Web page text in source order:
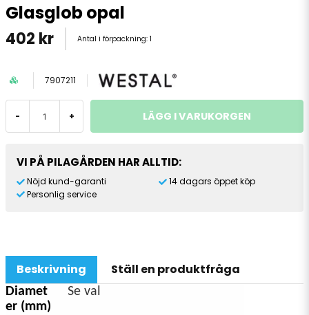
Glasglob opal
402 kr Antal i förpackning: 1
7907211
- + LÄGG I VARUKORGEN
VI PÅ PILAGÅRDEN HAR ALLTID:
Nöjd kund-garanti
Personlig service
14 dagars öppet köp
Beskrivning Ställ en produktfråga
Diamet
er (mm)
Se val